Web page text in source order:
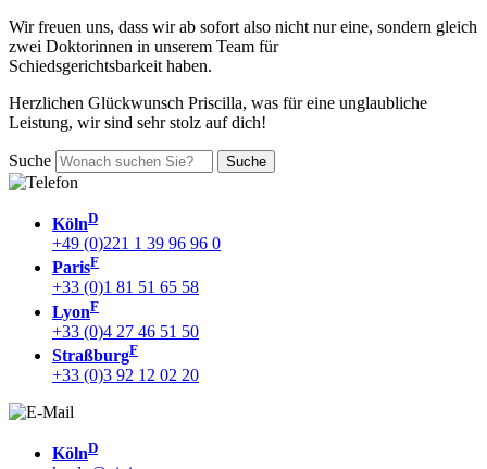
Wir freuen uns, dass wir ab sofort also nicht nur eine, sondern gleich
zwei Doktorinnen in unserem Team für
Schiedsgerichtsbarkeit haben.
Herzlichen Glückwunsch Priscilla, was für eine unglaubliche
Leistung, wir sind sehr stolz auf dich!
Suche
KölnD
+49 (0)221 1 39 96 96 0
ParisF
+33 (0)1 81 51 65 58
LyonF
+33 (0)4 27 46 51 50
StraßburgF
+33 (0)3 92 12 02 20
KölnD